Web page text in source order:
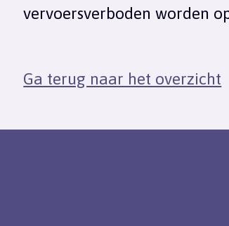
vervoersverboden worden
Ga terug naar het overzicht